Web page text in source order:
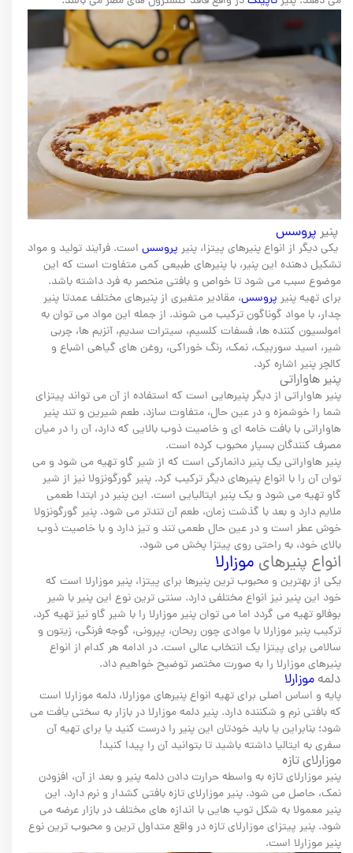
پنیر پروسس
یکی دیگر از انواع پنیرهای پیتزا، پنیر پروسس است. فرآیند تولید و مواد
تشکیل دهنده این پنیر، با پنیرهای طبیعی کمی متفاوت است که این
موضوع سبب می شود تا خواص و بافتی منحصر به فرد داشته باشد.
برای تهیه پنیر پروسس، مقادیر متغیری از پنیرهای مختلف عمدتا پنیر
چدار، با مواد گوناگون ترکیب می شوند. از جمله این مواد می توان به
امولسیون کننده ها، فسفات کلسیم، سیترات سدیم، آنزیم ها، چربی
شیر، اسید سوربیک، نمک، رنگ خوراکی، روغن های گیاهی اشباع و
کالچر پنیر اشاره کرد.
پنیر هاواراتی
پنیر هاواراتی از دیگر پنیرهایی است که استفاده از آن می تواند پیتزای
شما را خوشمزه و در عین حال، متفاوت سازد. طعم شیرین و تند پنیر
هاواراتی با بافت خامه ای و خاصیت ذوب بالایی که دارد، آن را در میان
مصرف کنندگان بسیار محبوب کرده است.
پنیر هاواراتی یک پنیر دانمارکی است که از شیر گاو تهیه می شود و می
توان آن را با انواع پنیرهای دیگر ترکیب کرد. پنیر گورگونزولا نیز از شیر
گاو تهیه می شود و یک پنیر ایتالیایی است. این پنیر در ابتدا طعمی
ملایم دارد و بعد با گذشت زمان، طعم آن تندتر می شود. پنیر گورگونزولا
خوش عطر است و در عین حال طعمی تند و تیز دارد و با خاصیت ذوب
بالای خود، به راحتی روی پیتزا پخش می شود.
انواع پنیرهای موزارلا
یکی از بهترین و محبوب ترین پنیرها برای پیتزا، پنیر موزارلا است که
خود این پنیر نیز انواع مختلفی دارد. سنتی ترین نوع این پنیر با شیر
بوفالو تهیه می گردد اما می توان پنیر موزارلا را با شیر گاو نیز تهیه کرد.
ترکیب پنیر موزارلا با موادی چون ریحان، پپرونی، گوجه فرنگی، زیتون و
سالامی برای پیتزا یک انتخاب عالی است. در ادامه هر کدام از انواع
پنیرهای موزارلا را به صورت مختصر توضیح خواهیم داد.
دلمه موزارلا
پایه و اساس اصلی برای تهیه انواع پنیرهای موزارلا، دلمه موزارلا است
که بافتی نرم و شکننده دارد. پنیر دلمه موزارلا در بازار به سختی یافت می
شود؛ بنابراین یا باید خودتان این پنیر را درست کنید یا برای تهیه آن
سفری به ایتالیا داشته باشید تا بتوانید آن را پیدا کنید!
موزارلای تازه
پنیر موزارلای تازه به واسطه حرارت دادن دلمه پنیر و بعد از آن، افزودن
نمک، حاصل می شود. پنیر موزارلای تازه بافتی کشدار و نرم دارد. این
پنیر معمولا به شکل توپ هایی با اندازه های مختلف در بازار عرضه می
شود. پنیر پیتزای موزارلای تازه در واقع متداول ترین و محبوب ترین نوع
پنیر موزارلا است.